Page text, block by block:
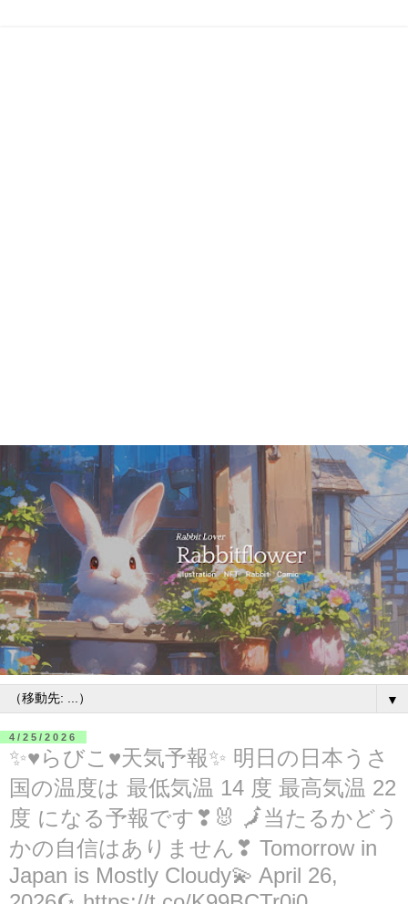
▼
4/25/2026
✨♥らびこ♥天気予報✨ 明日の日本うさ
国の温度は 最低気温 14 度 最高気温 22
度 になる予報です❣🐰 🗾当たるかどう
かの自信はありません❣ Tomorrow in
Japan is Mostly Cloudy💫 April 26,